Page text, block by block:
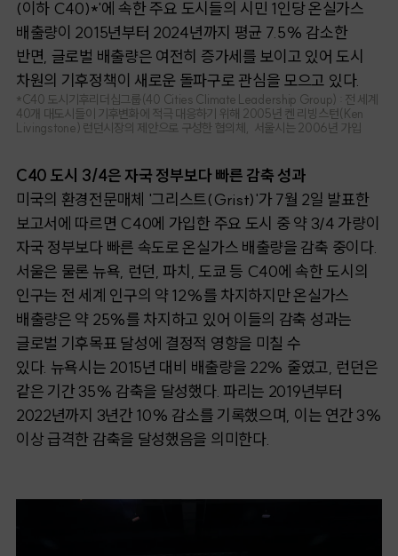
(이하 C40)*'에 속한 주요 도시들의 시민 1인당 온실가스
배출량이 2015년부터 2024년까지 평균 7.5% 감소한
반면, 글로벌 배출량은 여전히 증가세를 보이고 있어 도시
차원의 기후정책이 새로운 돌파구로 관심을 모으고 있다.
*C40 도시기후리더십그룹(40 Cities Climate Leadership Group) : 전 세계
40개 대도시들이 기후변화에 적극 대응하기 위해 2005년 켄 리빙스턴(Ken
Livingstone) 런던시장의 제안으로 구성한 협의체, 서울시는 2006년 가입
C40 도시 3/4은 자국 정부보다 빠른 감축 성과
미국의 환경전문매체 '그리스트(Grist)'가 7월 2일 발표한
보고서에 따르면 C40에 가입한 주요 도시 중 약 3/4 가량이
자국 정부보다 빠른 속도로 온실가스 배출량을 감축 중이다.
서울은 물론 뉴욕, 런던, 파치, 도쿄 등 C40에 속한 도시의
인구는 전 세계 인구의 약 12%를 차지하지만 온실가스
배출량은 약 25%를 차지하고 있어 이들의 감축 성과는
글로벌 기후목표 달성에 결정적 영향을 미칠 수
있다. 뉴욕시는 2015년 대비 배출량을 22% 줄였고, 런던은
같은 기간 35% 감축을 달성했다. 파리는 2019년부터
2022년까지 3년간 10% 감소를 기록했으며, 이는 연간 3%
이상 급격한 감축을 달성했음을 의미한다.